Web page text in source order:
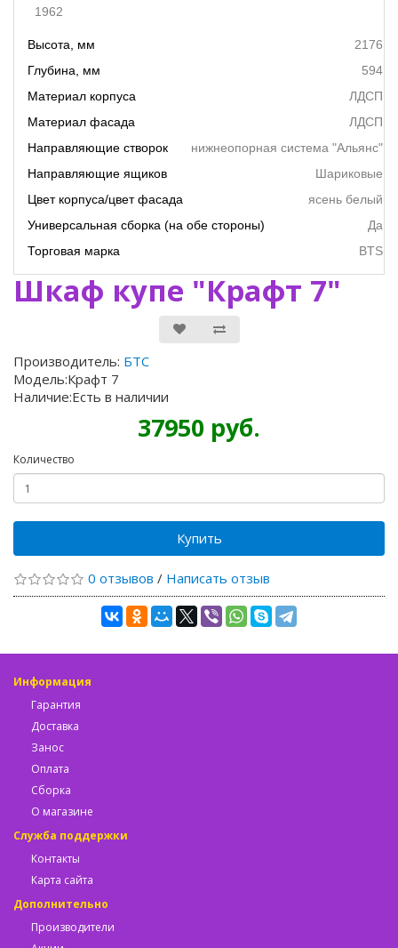
1962
Высота, мм
2176
Глубина, мм
594
Материал корпуса
ЛДСП
Материал фасада
ЛДСП
Направляющие створок
нижнеопорная система "Альянс"
Направляющие ящиков
Шариковые
Цвет корпуса/цвет фасада
ясень белый
Универсальная сборка (на обе стороны)
Да
Торговая марка
BTS
Шкаф купе "Крафт 7"
Производитель: БТС
Модель:Крафт 7
Наличие:Есть в наличии
37950 руб.
Количество
Купить
0 отзывов / Написать отзыв
Информация
Гарантия
Доставка
Занос
Оплата
Сборка
О магазине
Служба поддержки
Контакты
Карта сайта
Дополнительно
Производители